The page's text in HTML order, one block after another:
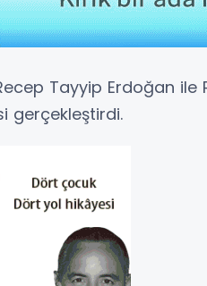
Tayyip Erdoğan ile
gerçekleştirdi.